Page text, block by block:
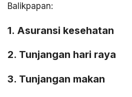
Balikpapan:
1. Asuransi kesehatan
2. Tunjangan hari raya
3. Tunjangan makan